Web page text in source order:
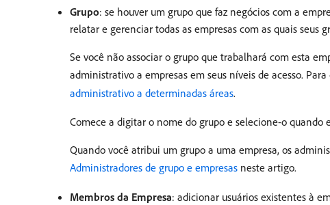
Grupo: se houver um grupo que faz negócios com a
relatar e gerenciar todas as empresas com as quais seus
Se você não associar o grupo que trabalhará com esta
administrativo a empresas em seus níveis de acesso.
administrativo a determinadas áreas.
Comece a digitar o nome do grupo e selecione-o quando
Quando você atribui um grupo a uma empresa, os
Administradores de grupo e empresas neste artigo.
Membros da Empresa: adicionar usuários existentes à